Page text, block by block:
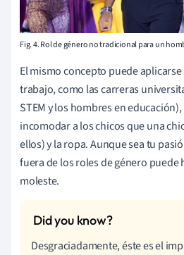
Fig. 4. Rol de género no tradicional para un
El mismo concepto puede
trabajo, como las carreras
STEM y los hombres en
incomodar a los chicos que una
ellos) y la ropa. Aunque sea tu
fuera de los roles de género puede
moleste.
Desgraciadamente, éste es el